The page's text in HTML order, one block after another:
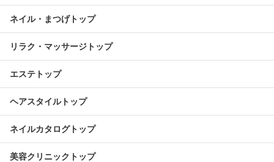
ネイル・まつげトップ
リラク・マッサージトップ
エステトップ
ヘアスタイルトップ
ネイルカタログトップ
美容クリニックトップ